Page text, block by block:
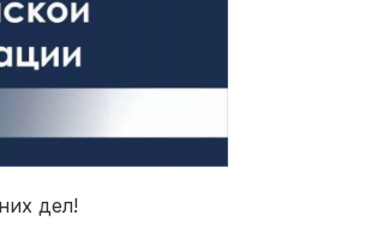
дел!